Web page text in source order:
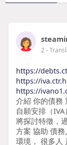
2-
https://
https://
https://
介紹 你的債務
自願安排（
將探討特徵，
方案 協助 債
環境， 很多人